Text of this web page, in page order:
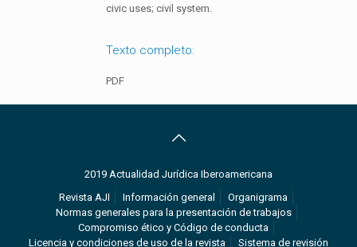
civic uses; civil system.
Texto completo:
PDF
2019 Actualidad Jurídica Iberoamericana
Revista AJI
Información general
Organigrama
Normas generales para la presentación de trabajos
Compromiso ético y Código de conducta
Licencia y condiciones de uso de la revista
Sistema de revisión